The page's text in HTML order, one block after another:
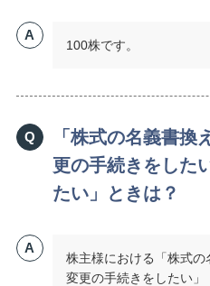
A
100株です。
Q
「株式の名義書換
更の手続きをした
たい」ときは？
A
株主様における「株式
変更の手続きをしたい